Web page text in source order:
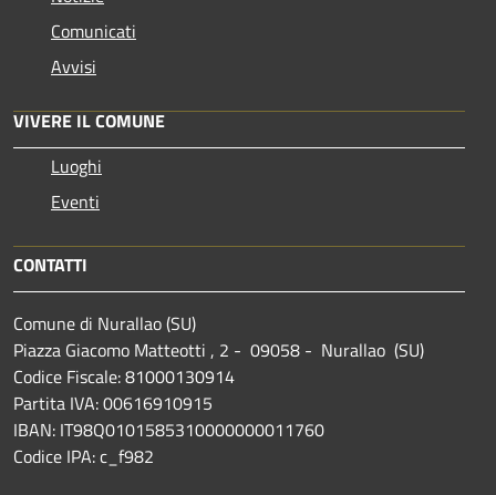
Comunicati
Avvisi
VIVERE IL COMUNE
Luoghi
Eventi
CONTATTI
Comune di Nurallao (SU)
Piazza Giacomo Matteotti , 2 - 09058 - Nurallao (SU)
Codice Fiscale: 81000130914
Partita IVA: 00616910915
IBAN: IT98Q0101585310000000011760
Codice IPA: c_f982